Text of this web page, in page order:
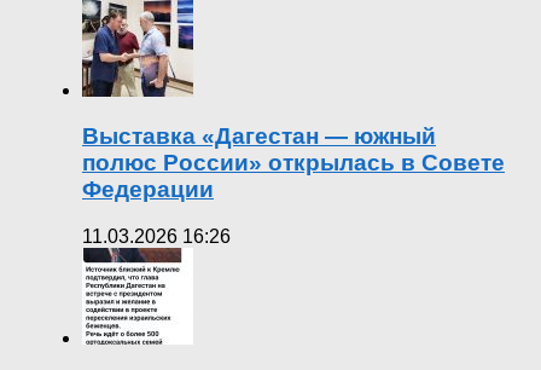
Выставка «Дагестан — южный
полюс России» открылась в Совете
Федерации
11.03.2026 16:26